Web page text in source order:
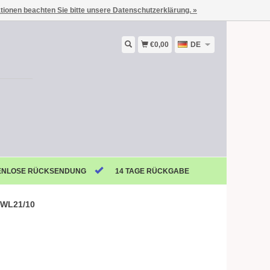
€0,00 DE
RÜCKSENDUNG 14 TAGE RÜCKGABE
10
beachten Sie bitte unsere Datenschutzerklärung. »